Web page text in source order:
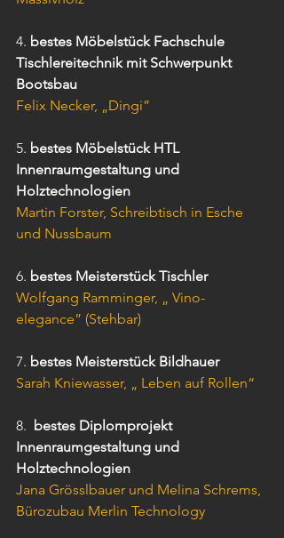
4. bestes Möbelstück Fachschule
Tischlereitechnik mit Schwerpunkt
Bootsbau
Felix Necker, „Dingi”
5. bestes Möbelstück HTL
Innenraumgestaltung und
Holztechnologien
Martin Forster, Schreibtisch in Esche
und Nussbaum
6. bestes Meisterstück Tischler
Wolfgang Ramminger, „ Vino-
elegance” (Stehbar)
7. bestes Meisterstück Bildhauer
Sarah Kniewasser, „ Leben auf Rollen“
8. bestes Diplomprojekt
Innenraumgestaltung und
Holztechnologien
Jana Grösslbauer und Melina Schrems,
Bürozubau Merlin Technology